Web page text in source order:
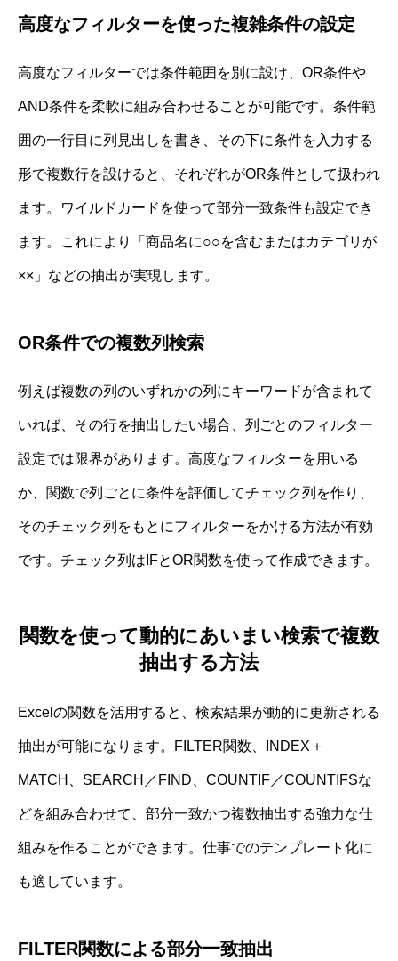
高度なフィルターを使った複雑条件の設定
高度なフィルターでは条件範囲を別に設け、OR条件や
AND条件を柔軟に組み合わせることが可能です。条件範
囲の一行目に列見出しを書き、その下に条件を入力する
形で複数行を設けると、それぞれがOR条件として扱われ
ます。ワイルドカードを使って部分一致条件も設定でき
ます。これにより「商品名に○○を含むまたはカテゴリが
××」などの抽出が実現します。
OR条件での複数列検索
例えば複数の列のいずれかの列にキーワードが含まれて
いれば、その行を抽出したい場合、列ごとのフィルター
設定では限界があります。高度なフィルターを用いる
か、関数で列ごとに条件を評価してチェック列を作り、
そのチェック列をもとにフィルターをかける方法が有効
です。チェック列はIFとOR関数を使って作成できます。
関数を使って動的にあいまい検索で複数
抽出する方法
Excelの関数を活用すると、検索結果が動的に更新される
抽出が可能になります。FILTER関数、INDEX＋
MATCH、SEARCH／FIND、COUNTIF／COUNTIFSな
どを組み合わせて、部分一致かつ複数抽出する強力な仕
組みを作ることができます。仕事でのテンプレート化に
も適しています。
FILTER関数による部分一致抽出